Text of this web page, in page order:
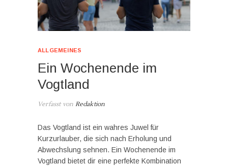
ALLGEMEINES
Ein Wochenende im
Vogtland
Verfasst von Redaktion
Das Vogtland ist ein wahres Juwel für
Kurzurlauber, die sich nach Erholung und
Abwechslung sehnen. Ein Wochenende im
Vogtland bietet dir eine perfekte Kombination